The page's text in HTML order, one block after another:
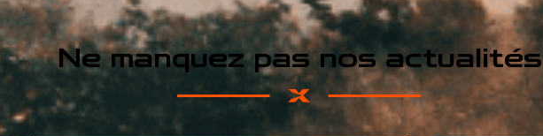
Ne manquez pas nos actualités